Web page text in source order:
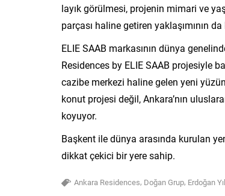
layık görülmesi, projenin mimari ve
parçası haline getiren yaklaşımının
ELIE SAAB markasının dünya
Residences by ELIE SAAB projesiyle
cazibe merkezi haline gelen yeni
konut projesi değil, Ankara’nın
koyuyor.
Başkent ile dünya arasında kurulan
dikkat çekici bir yere sahip.
Ankara Residences, Doğan Grup, Erdoğan